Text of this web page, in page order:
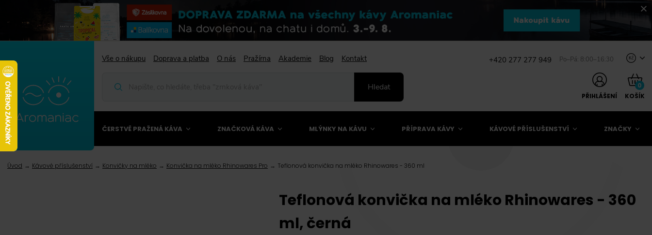
Vše o nákupu Doprava a platba O nás Pražírna Akademie Blog Kontakt
Hledat
+420 277 277 949 Po–Pá: 8:00–16:30 Kč
PŘIHLÁŠENÍ
0
KOŠÍK
ČERSTVĚ PRAŽENÁ KÁVA ZNAČKOVÁ KÁVA MLÝNKY NA KÁVU PŘÍPRAVA KÁVY KÁVOVÉ PŘÍSLUŠENSTVÍ ZNAČKY
Úvod Kávové příslušenství Konvičky na mléko Konvička na mléko Rhinowares Pro Teflonová konvička na mléko Rhinowares - 360 ml
Teflonová konvička na mléko Rhinowares - 360
ml, černá